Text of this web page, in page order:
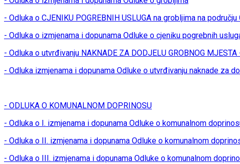
- Odluka o CJENIKU POGREBNIH USLUGA na grobljima na području
- Odluka o izmjenama i dopunama Odluke o cjeniku pogrebnih
- Odluka o utvrđivanju NAKNADE ZA DODJELU GROBNOG
- Odluka izmjenama i dopunama Odluke o utvrđivanju naknade za
- ODLUKA O KOMUNALNOM DOPRINOSU
- Odluka o I. izmjenama i dopunama Odluke o komunalnom
- Odluka o II. izmjenama i dopunama Odluke o komunalnom
- Odluka o III. izmjenama i dopunama Odluke o komunalnom